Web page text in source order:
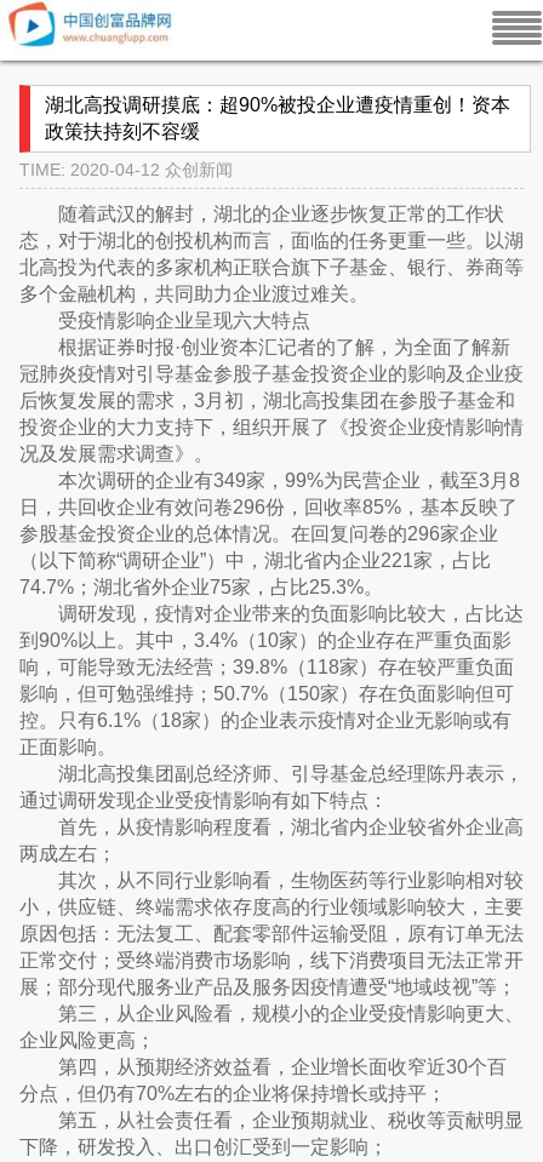
湖北高投调研摸底：超90%被投企业遭疫情重创！资本
政策扶持刻不容缓
TIME: 2020-04-12 众创新闻
随着武汉的解封，湖北的企业逐步恢复正常的工作状
态，对于湖北的创投机构而言，面临的任务更重一些。以湖
北高投为代表的多家机构正联合旗下子基金、银行、券商等
多个金融机构，共同助力企业渡过难关。
受疫情影响企业呈现六大特点
根据证券时报·创业资本汇记者的了解，为全面了解新
冠肺炎疫情对引导基金参股子基金投资企业的影响及企业疫
后恢复发展的需求，3月初，湖北高投集团在参股子基金和
投资企业的大力支持下，组织开展了《投资企业疫情影响情
况及发展需求调查》。
本次调研的企业有349家，99%为民营企业，截至3月8
日，共回收企业有效问卷296份，回收率85%，基本反映了
参股基金投资企业的总体情况。在回复问卷的296家企业
（以下简称“调研企业”）中，湖北省内企业221家，占比
74.7%；湖北省外企业75家，占比25.3%。
调研发现，疫情对企业带来的负面影响比较大，占比达
到90%以上。其中，3.4%（10家）的企业存在严重负面影
响，可能导致无法经营；39.8%（118家）存在较严重负面
影响，但可勉强维持；50.7%（150家）存在负面影响但可
控。只有6.1%（18家）的企业表示疫情对企业无影响或有
正面影响。
湖北高投集团副总经济师、引导基金总经理陈丹表示，
通过调研发现企业受疫情影响有如下特点：
首先，从疫情影响程度看，湖北省内企业较省外企业高
两成左右；
其次，从不同行业影响看，生物医药等行业影响相对较
小，供应链、终端需求依存度高的行业领域影响较大，主要
原因包括：无法复工、配套零部件运输受阻，原有订单无法
正常交付；受终端消费市场影响，线下消费项目无法正常开
展；部分现代服务业产品及服务因疫情遭受“地域歧视”等；
第三，从企业风险看，规模小的企业受疫情影响更大、
企业风险更高；
第四，从预期经济效益看，企业增长面收窄近30个百
分点，但仍有70%左右的企业将保持增长或持平；
第五，从社会责任看，企业预期就业、税收等贡献明显
下降，研发投入、出口创汇受到一定影响；